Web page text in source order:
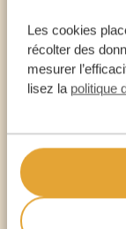
Les cookies
récolter des
mesurer
lisez la politique
NOS